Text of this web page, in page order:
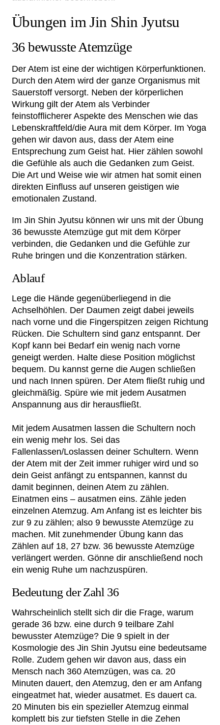
Übungen im Jin Shin Jyutsu
36 bewusste Atemzüge
Der Atem ist eine der wichtigen Körperfunktionen.
Durch den Atem wird der ganze Organismus mit
Sauerstoff versorgt. Neben der körperlichen
Wirkung gilt der Atem als Verbinder
feinstofflicherer Aspekte des Menschen wie das
Lebenskraftfeld/die Aura mit dem Körper. Im Yoga
gehen wir davon aus, dass der Atem eine
Entsprechung zum Geist hat. Hier zählen sowohl
die Gefühle als auch die Gedanken zum Geist.
Die Art und Weise wie wir atmen hat somit einen
direkten Einfluss auf unseren geistigen wie
emotionalen Zustand.
Im Jin Shin Jyutsu können wir uns mit der Übung
36 bewusste Atemzüge gut mit dem Körper
verbinden, die Gedanken und die Gefühle zur
Ruhe bringen und die Konzentration stärken.
Ablauf
Lege die Hände gegenüberliegend in die
Achselhöhlen. Der Daumen zeigt dabei jeweils
nach vorne und die Fingerspitzen zeigen Richtung
Rücken. Die Schultern sind ganz entspannt. Der
Kopf kann bei Bedarf ein wenig nach vorne
geneigt werden. Halte diese Position möglichst
bequem. Du kannst gerne die Augen schließen
und nach Innen spüren. Der Atem fließt ruhig und
gleichmäßig. Spüre wie mit jedem Ausatmen
Anspannung aus dir herausfließt.
Mit jedem Ausatmen lassen die Schultern noch
ein wenig mehr los. Sei das
Fallenlassen/Loslassen deiner Schultern. Wenn
der Atem mit der Zeit immer ruhiger wird und so
dein Geist anfängt zu entspannen, kannst du
damit beginnen, deinen Atem zu zählen.
Einatmen eins – ausatmen eins. Zähle jeden
einzelnen Atemzug. Am Anfang ist es leichter bis
zur 9 zu zählen; also 9 bewusste Atemzüge zu
machen. Mit zunehmender Übung kann das
Zählen auf 18, 27 bzw. 36 bewusste Atemzüge
verlängert werden. Gönne dir anschließend noch
ein wenig Ruhe um nachzuspüren.
Bedeutung der Zahl 36
Wahrscheinlich stellt sich dir die Frage, warum
gerade 36 bzw. eine durch 9 teilbare Zahl
bewusster Atemzüge? Die 9 spielt in der
Kosmologie des Jin Shin Jyutsu eine bedeutsame
Rolle. Zudem gehen wir davon aus, dass ein
Mensch nach 360 Atemzügen, was ca. 20
Minuten dauert, den Atemzug, den er am Anfang
eingeatmet hat, wieder ausatmet. Es dauert ca.
20 Minuten bis ein spezieller Atemzug einmal
komplett bis zur tiefsten Stelle in die Zehen